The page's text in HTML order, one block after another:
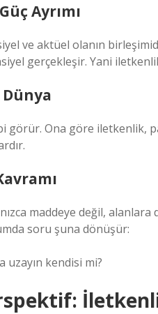
Ayrımı
ve aktüel olanın
gerçekleşir. Yani
görür. Ona göre iletkenlik,
maddeye değil, alanlara
soru şuna dönüşür:
uzayın kendisi mi?